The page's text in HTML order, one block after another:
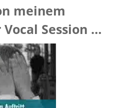
meinem
Session –